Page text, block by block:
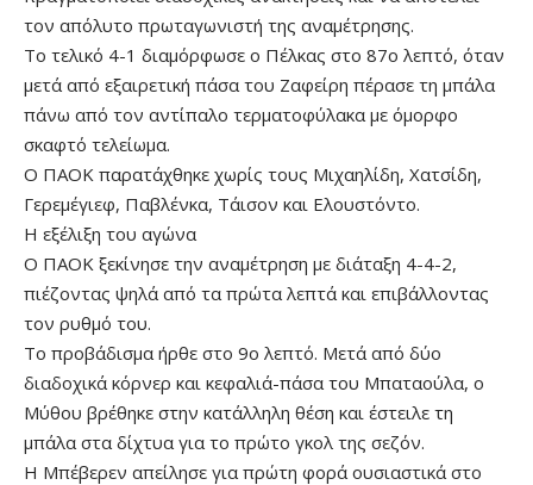
τον απόλυτο πρωταγωνιστή της αναμέτρησης.
Το τελικό 4-1 διαμόρφωσε ο Πέλκας στο 87ο λεπτό, όταν
μετά από εξαιρετική πάσα του Ζαφείρη πέρασε τη μπάλα
πάνω από τον αντίπαλο τερματοφύλακα με όμορφο
σκαφτό τελείωμα.
Ο ΠΑΟΚ παρατάχθηκε χωρίς τους Μιχαηλίδη, Χατσίδη,
Γερεμέγιεφ, Παβλένκα, Τάισον και Ελουστόντο.
Η εξέλιξη του αγώνα
Ο ΠΑΟΚ ξεκίνησε την αναμέτρηση με διάταξη 4-4-2,
πιέζοντας ψηλά από τα πρώτα λεπτά και επιβάλλοντας
τον ρυθμό του.
Το προβάδισμα ήρθε στο 9ο λεπτό. Μετά από δύο
διαδοχικά κόρνερ και κεφαλιά-πάσα του Μπαταούλα, ο
Μύθου βρέθηκε στην κατάλληλη θέση και έστειλε τη
μπάλα στα δίχτυα για το πρώτο γκολ της σεζόν.
Η Μπέβερεν απείλησε για πρώτη φορά ουσιαστικά στο